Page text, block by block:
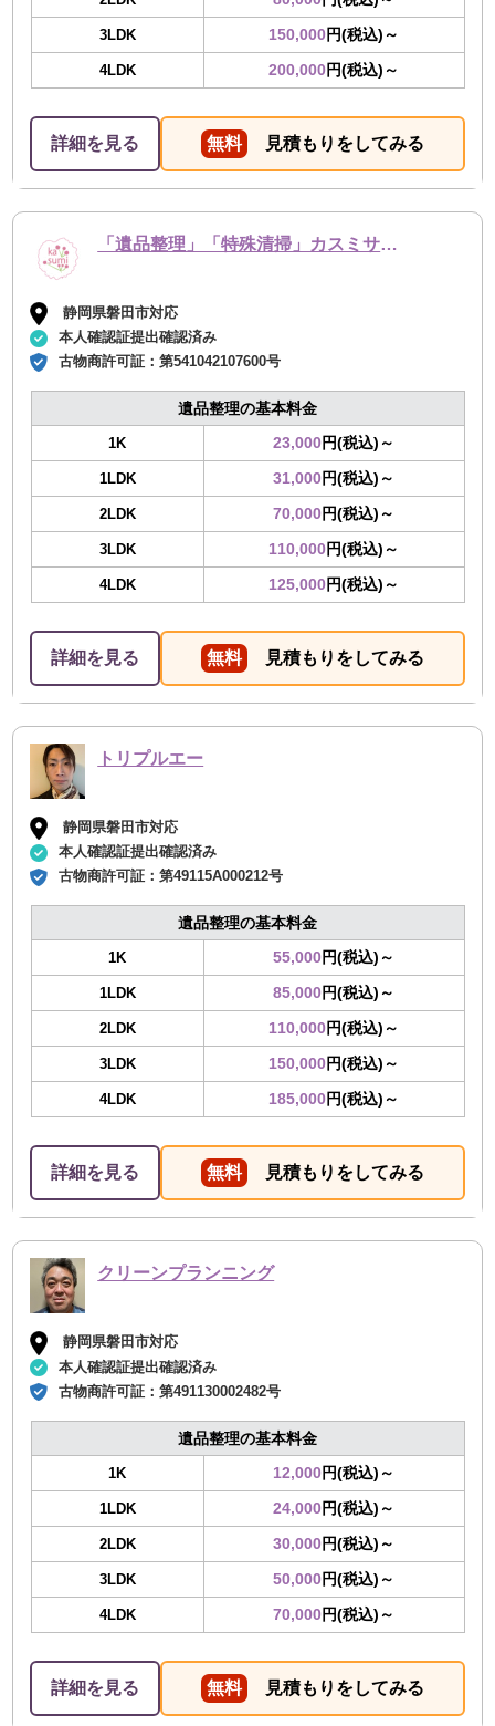
3LDK 150,000円(税込)～
4LDK 200,000円(税込)～
詳細を見る 無料 見積もりをしてみる
「遺品整理」「特殊清掃」カスミサービス
静岡県磐田市対応
本人確認証提出確認済み
古物商許可証：第541042107600号
遺品整理の基本料金
1K 23,000円(税込)～
1LDK 31,000円(税込)～
2LDK 70,000円(税込)～
3LDK 110,000円(税込)～
4LDK 125,000円(税込)～
詳細を見る 無料 見積もりをしてみる
トリプルエー
静岡県磐田市対応
本人確認証提出確認済み
古物商許可証：第49115A000212号
遺品整理の基本料金
1K 55,000円(税込)～
1LDK 85,000円(税込)～
2LDK 110,000円(税込)～
3LDK 150,000円(税込)～
4LDK 185,000円(税込)～
詳細を見る 無料 見積もりをしてみる
クリーンプランニング
静岡県磐田市対応
本人確認証提出確認済み
古物商許可証：第491130002482号
遺品整理の基本料金
1K 12,000円(税込)～
1LDK 24,000円(税込)～
2LDK 30,000円(税込)～
3LDK 50,000円(税込)～
4LDK 70,000円(税込)～
詳細を見る 無料 見積もりをしてみる